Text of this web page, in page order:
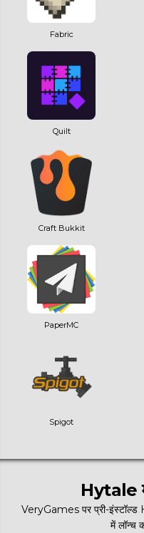
Fabric
Quilt
Craft Bukkit
PaperMC
Spigot
Hytale
VeryGames पर प्री-इंस्टॉल्ड
में लॉन्च